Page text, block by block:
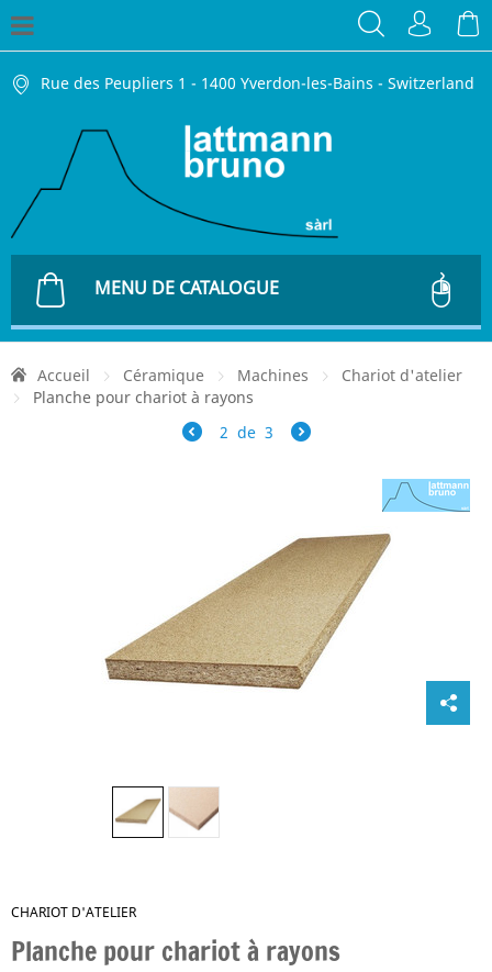
Rue des Peupliers 1 - 1400 Yverdon-les-Bains - Switzerland
MENU DE CATALOGUE
Accueil Céramique Machines
Chariot d'atelier
Planche pour chariot à rayons
2 de 3
CHARIOT D'ATELIER
Planche pour chariot à rayons